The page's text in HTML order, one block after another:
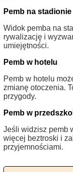
Pemb na stadionie
Widok pemba na
rywalizację i
umiejętności.
Pemb w hotelu
Pemb w hotelu
zmianę otoczenia.
przygody.
Pemb w
Jeśli widzisz pemb
więcej beztroski i
przyjemnościami.